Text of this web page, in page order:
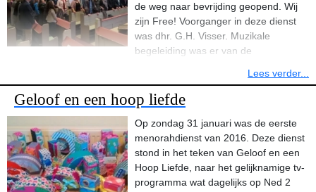
Geweldige dienst gehad! Wat een mooie muziek, heerlijk! Allemaal
kippenvelmomentjes! Zeker een aanrader :). Bedankt voor de
mooie dienst.
Goed verzorgde avond.
Hallo, bedankt voor de super mooie dienst vanavond in Lioessens!
Wat een goede band met superveel talent! Heel gevarieerd en veel
kippevel momenten.....als jullie weer in de buurt zijn, gaan we zeker
weer! het doet wat met je... Bedankt hiervoor.
de weg naar bevrijding geopend. Wij
zijn Free! Voorganger in deze dienst
was dhr. G.H. Visser. Muzikale
begeleiding was er van de
verschillende gemeenten in de omgeving mee. Een zeer mooie
dienst in een volle kerk ter ere van onze Here.
Lees verder...
Geloof en een hoop liefde
Op zondag 31 januari was de eerste
menorahdienst van 2016. Deze dienst
stond in het teken van Geloof en een
Hoop Liefde, naar het gelijknamige tv-
programma wat dagelijks op Ned 2